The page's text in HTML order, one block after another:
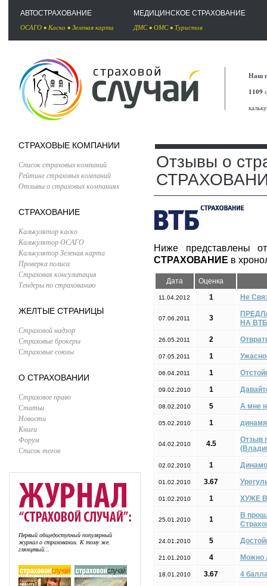
АВТОСТРАХОВАНИЕ
ОСАГО • Каско • Зеленая карта
МЕДИЦИНСКОЕ СТРАХОВАНИЕ
ДМС• ОМС• Туристов
Наш
1109
СТРАХОВЫЕ КОМПАНИИ
Список страховых компаний
Рейтинг страховых компаний
Отзывы о страховых компаниях
СТРАХОВАНИЕ
Калькулятор каско
Калькулятор ОСАГО
Калькулятор Зеленая карта
Проверка полиса
Страховая консультация
Тендеры по страхованию
ЖЕЛТЫЕ СТРАНИЦЫ
Страховой надзор
Страховые брокеры
Страховые союзы
О СТРАХОВАНИИ
Страховое право
Статьи
Новости
Книги
Форум
Список тегов
Первый общедоступный популярный
журнал о страховании. К тому же,
глянцевый...
Отзывы о
Ниже представлены
СТРАХОВАНИЕ в
Дата Оценка
11.04.2012 1 Не
07.06.2011 3
НА
26.05.2011 2
07.05.2011 1
06.04.2011 1
09.02.2010 1
08.02.2010 5 А мне
05.02.2010 1
04.02.2010 4.5
Отзыв
02.02.2010 1
01.02.2010 3.67
01.02.2010 1 ХУЖЕ
25.01.2010 1
В
24.01.2010 5
21.01.2010 4 Можно
18.01.2010 3.67 4